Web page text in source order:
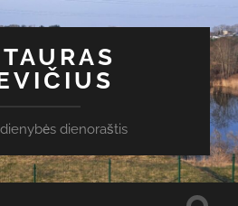
dienoraštis